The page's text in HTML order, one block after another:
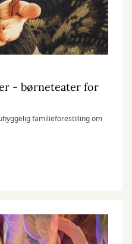
- børneteater for
familieforestilling om